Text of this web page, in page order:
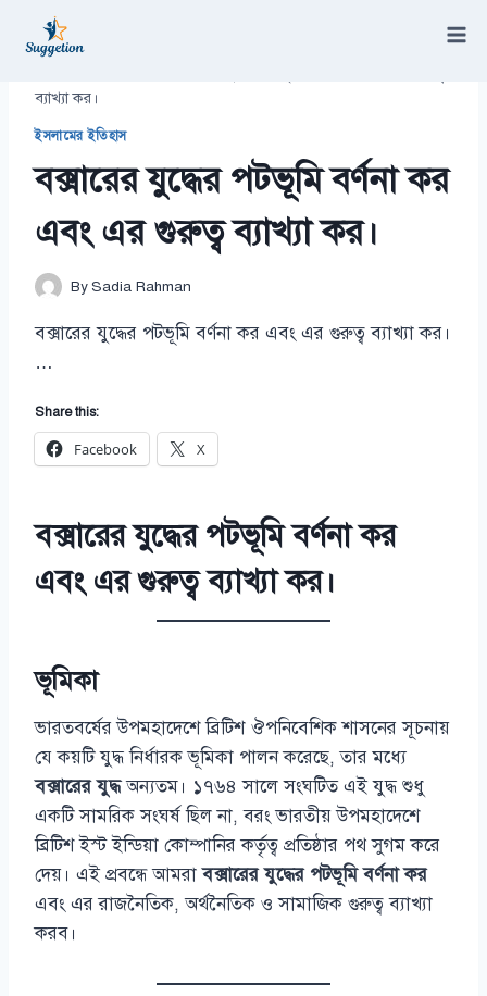
ব্যাখ্যা কর।
ইসলামের ইতিহাস
বক্সারের যুদ্ধের পটভূমি বর্ণনা কর
এবং এর গুরুত্ব ব্যাখ্যা কর।
BySadia Rahman
বক্সারের যুদ্ধের পটভূমি বর্ণনা কর এবং এর গুরুত্ব ব্যাখ্যা কর।
…
Share this:
Facebook X
বক্সারের যুদ্ধের পটভূমি বর্ণনা কর
এবং এর গুরুত্ব ব্যাখ্যা কর।
ভূমিকা
ভারতবর্ষের উপমহাদেশে ব্রিটিশ ঔপনিবেশিক শাসনের সূচনায়
যে কয়টি যুদ্ধ নির্ধারক ভূমিকা পালন করেছে, তার মধ্যে
বক্সারের যুদ্ধঅন্যতম। ১৭৬৪ সালে সংঘটিত এই যুদ্ধ শুধু
একটি সামরিক সংঘর্ষ ছিল না, বরং ভারতীয় উপমহাদেশে
ব্রিটিশ ইস্ট ইন্ডিয়া কোম্পানির কর্তৃত্ব প্রতিষ্ঠার পথ সুগম করে
দেয়। এই প্রবন্ধে আমরাবক্সারের যুদ্ধের পটভূমি বর্ণনা কর
এবং এর রাজনৈতিক, অর্থনৈতিক ও সামাজিক গুরুত্ব ব্যাখ্যা
করব।